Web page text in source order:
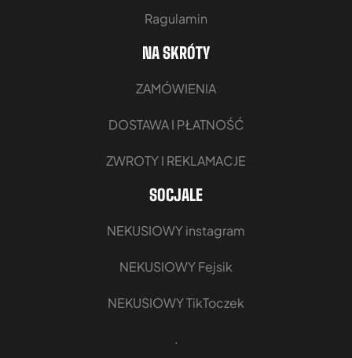
Ragulamin
NA SKRÓTY
ZAMÓWIENIA
DOSTAWA I PŁATNOŚĆ
ZWROTY I REKLAMACJE
SOCJALE
NEKUSIOWY instagram
NEKUSIOWY Fejsik
NEKUSIOWY TikToczek
.